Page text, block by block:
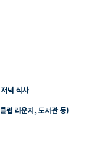
녁 식사
럽 라운지, 도서관 등)